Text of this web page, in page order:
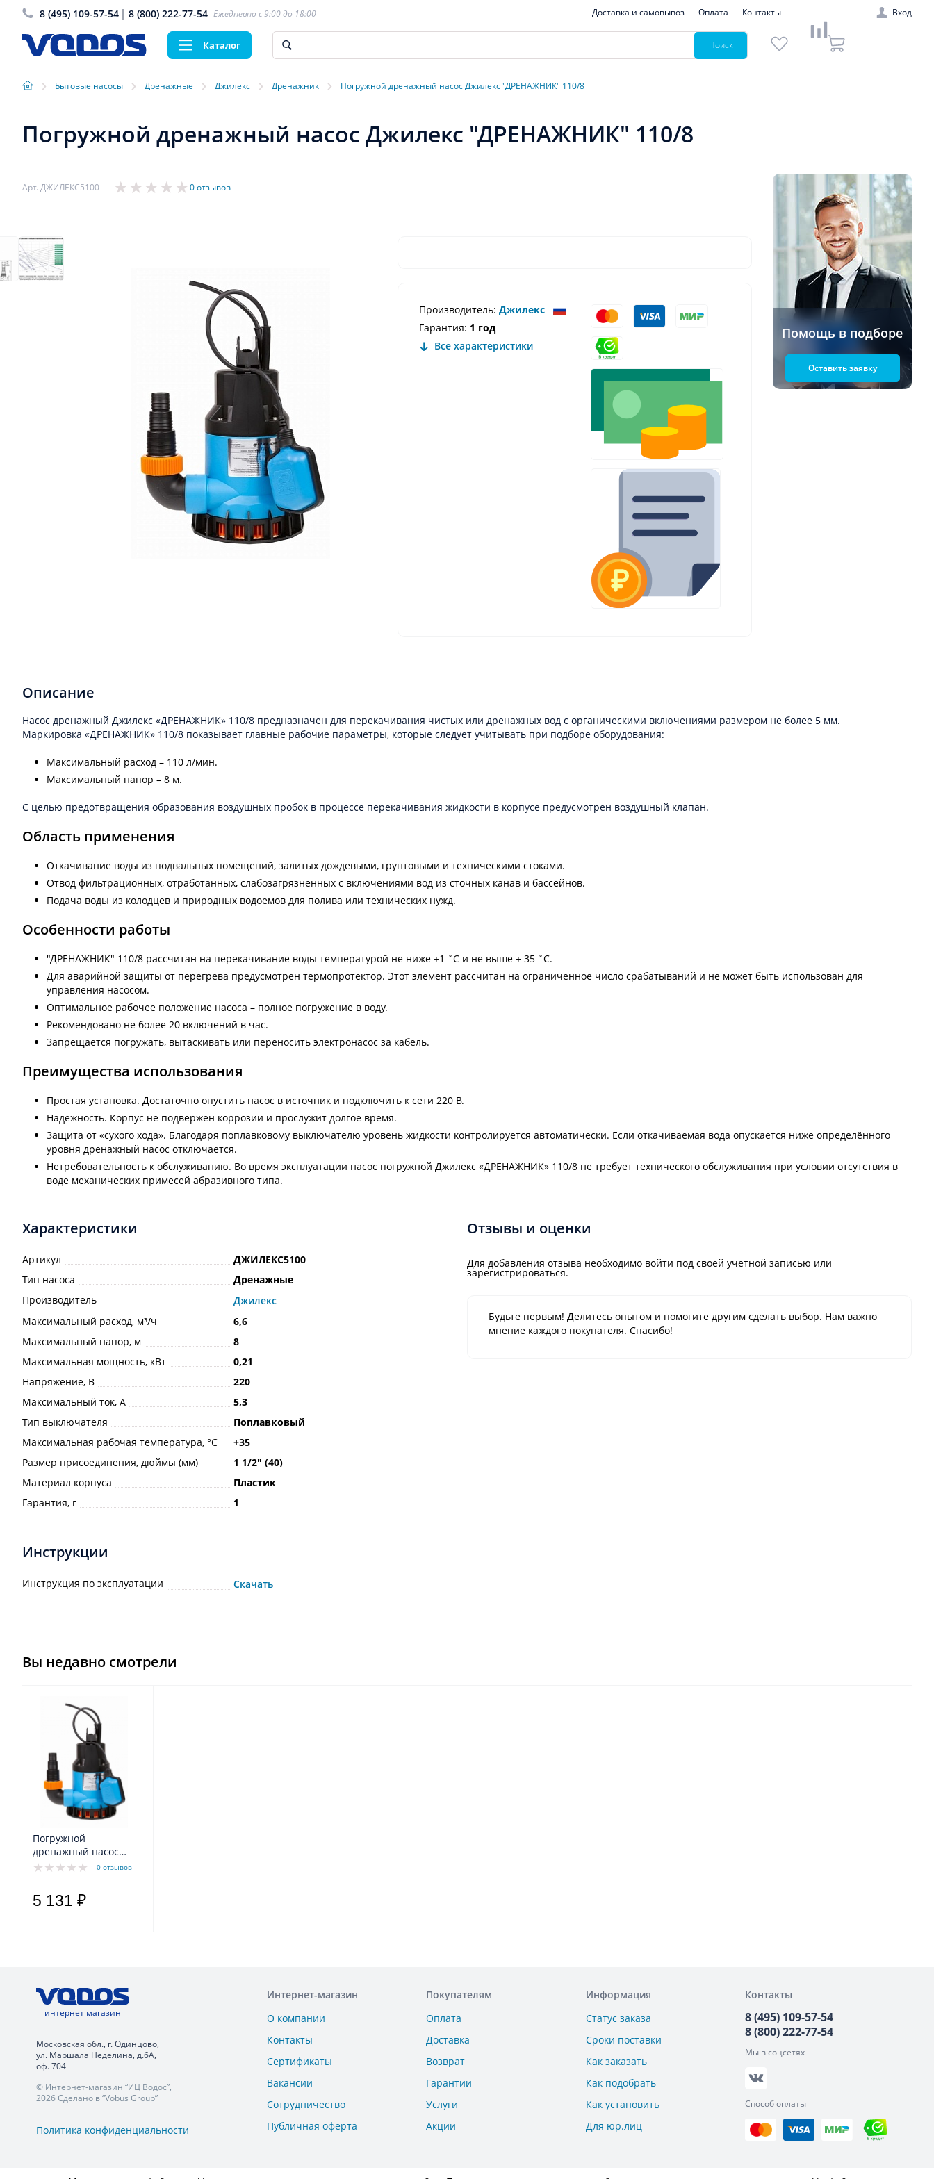
8 (495) 109-57-54 8 (800) 222-77-54 Ежедневно с 9:00 до 18:00 Доставка и самовывоз Оплата Контакты Вход
Каталог Поиск
› Бытовые насосы › Дренажные › Джилекс › Дренажник › Погружной дренажный насос Джилекс "ДРЕНАЖНИК" 110/8
Погружной дренажный насос Джилекс "ДРЕНАЖНИК" 110/8
Арт. ДЖИЛЕКС5100 0 отзывов
Производитель: Джилекс
Гарантия: 1 год
Все характеристики
Помощь в подборе
Оставить заявку
Описание
Насос дренажный Джилекс «ДРЕНАЖНИК» 110/8 предназначен для перекачивания чистых или дренажных вод с органическими включениями размером не более 5 мм.
Маркировка «ДРЕНАЖНИК» 110/8 показывает главные рабочие параметры, которые следует учитывать при подборе оборудования:
Максимальный расход – 110 л/мин.
Максимальный напор – 8 м.
С целью предотвращения образования воздушных пробок в процессе перекачивания жидкости в корпусе предусмотрен воздушный клапан.
Область применения
Откачивание воды из подвальных помещений, залитых дождевыми, грунтовыми и техническими стоками.
Отвод фильтрационных, отработанных, слабозагрязнённых с включениями вод из сточных канав и бассейнов.
Подача воды из колодцев и природных водоемов для полива или технических нужд.
Особенности работы
"ДРЕНАЖНИК" 110/8 рассчитан на перекачивание воды температурой не ниже +1 ˚С и не выше + 35 ˚С.
Для аварийной защиты от перегрева предусмотрен термопротектор. Этот элемент рассчитан на ограниченное число срабатываний и не может быть использован для
управления насосом.
Оптимальное рабочее положение насоса – полное погружение в воду.
Рекомендовано не более 20 включений в час.
Запрещается погружать, вытаскивать или переносить электронасос за кабель.
Преимущества использования
Простая установка. Достаточно опустить насос в источник и подключить к сети 220 В.
Надежность. Корпус не подвержен коррозии и прослужит долгое время.
Защита от «сухого хода». Благодаря поплавковому выключателю уровень жидкости контролируется автоматически. Если откачиваемая вода опускается ниже определённого
уровня дренажный насос отключается.
Нетребовательность к обслуживанию. Во время эксплуатации насос погружной Джилекс «ДРЕНАЖНИК» 110/8 не требует технического обслуживания при условии отсутствия в
воде механических примесей абразивного типа.
Характеристики
Артикул
ДЖИЛЕКС5100
Тип насоса
Дренажные
Производитель
Джилекс
Максимальный расход, м³/ч
6,6
Максимальный напор, м
8
Максимальная мощность, кВт
0,21
Напряжение, В
220
Максимальный ток, А
5,3
Тип выключателя
Поплавковый
Максимальная рабочая температура, °С
+35
Размер присоединения, дюймы (мм)
1 1/2ʺ (40)
Материал корпуса
Пластик
Гарантия, г
1
Инструкции
Инструкция по эксплуатации Скачать
Отзывы и оценки
Для добавления отзыва необходимо войти под своей учётной записью или
зарегистрироваться.
Будьте первым! Делитесь опытом и помогите другим сделать выбор. Нам важно
мнение каждого покупателя. Спасибо!
Вы недавно смотрели
Погружной
дренажный насос
Джилекс
0 отзывов
5 131 ₽
интернет магазин
Московская обл., г. Одинцово,
ул. Маршала Неделина, д.6А,
оф. 704
© Интернет-магазин “ИЦ Водос”,
2026 Сделано в “Vobus Group”
Политика конфиденциальности
Интернет-магазин
О компании
Контакты
Сертификаты
Вакансии
Сотрудничество
Публичная оферта
Покупателям
Оплата
Доставка
Возврат
Гарантии
Услуги
Акции
Информация
Статус заказа
Сроки поставки
Как заказать
Как подобрать
Как установить
Для юр.лиц
Контакты
8 (495) 109-57-54
8 (800) 222-77-54
Мы в соцсетях
Способ оплаты